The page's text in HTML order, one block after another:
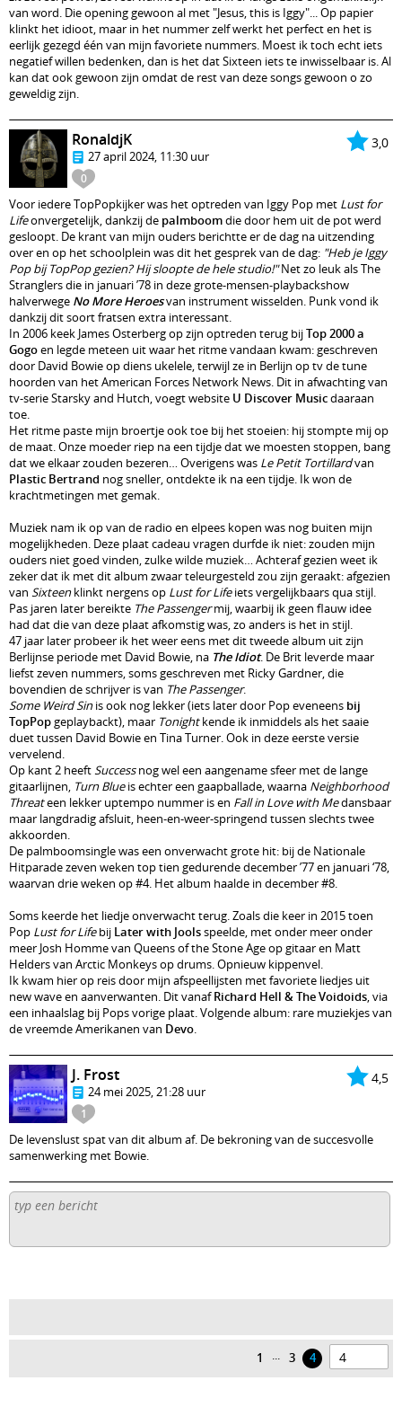
van word. Die opening gewoon al met "Jesus, this is Iggy"... Op papier
klinkt het idioot, maar in het nummer zelf werkt het perfect en het is
eerlijk gezegd één van mijn favoriete nummers. Moest ik toch echt iets
negatief willen bedenken, dan is het dat Sixteen iets te inwisselbaar is. Al
kan dat ook gewoon zijn omdat de rest van deze songs gewoon o zo
geweldig zijn.
3,0
0
RonaldjK
27 april 2024, 11:30 uur
Voor iedere TopPopkijker was het optreden van Iggy Pop met Lust for
Lifeonvergetelijk, dankzij de palmboomdie door hem uit de pot werd
gesloopt. De krant van mijn ouders berichtte er de dag na uitzending
over en op het schoolplein was dit het gesprek van de dag: "Heb je Iggy
Pop bij TopPop gezien? Hij sloopte de hele studio!"Net zo leuk als The
Stranglers die in januari ’78 in deze grote-mensen-playbackshow
halverwege No More Heroesvan instrument wisselden. Punk vond ik
dankzij dit soort fratsen extra interessant.
In 2006 keek James Osterberg op zijn optreden terug bijTop 2000 a
Gogoen legde meteen uit waar het ritme vandaan kwam: geschreven
door David Bowie op diens ukelele, terwijl ze in Berlijn op tv de tune
hoorden van het American Forces Network News. Dit in afwachting van
tv-serie Starsky and Hutch, voegt website U Discover Musicdaaraan
toe.
Het ritme paste mijn broertje ook toe bij het stoeien: hij stompte mij op
de maat. Onze moeder riep na een tijdje dat we moesten stoppen, bang
dat we elkaar zouden bezeren… Overigens was Le Petit Tortillardvan
Plastic Bertrand nog sneller, ontdekte ik na een tijdje. Ik won de
krachtmetingen met gemak.
Muziek nam ik op van de radio en elpees kopen was nog buiten mijn
mogelijkheden. Deze plaat cadeau vragen durfde ik niet: zouden mijn
ouders niet goed vinden, zulke wilde muziek… Achteraf gezien weet ik
zeker dat ik met dit album zwaar teleurgesteld zou zijn geraakt: afgezien
van Sixteenklinkt nergens op Lust for Lifeiets vergelijkbaars qua stijl.
Pas jaren later bereikte The Passengermij, waarbij ik geen flauw idee
had dat die van deze plaat afkomstig was, zo anders is het in stijl.
47 jaar later probeer ik het weer eens met dit tweede album uit zijn
Berlijnse periode met David Bowie, na The Idiot. De Brit leverde maar
liefst zeven nummers, soms geschreven met Ricky Gardner, die
bovendien de schrijver is van The Passenger.
Some Weird Sinis ook nog lekker (iets later door Pop eveneens bij
TopPopgeplaybackt), maar Tonightkende ik inmiddels als het saaie
duet tussen David Bowie en Tina Turner. Ook in deze eerste versie
vervelend.
Op kant 2 heeftSuccessnog wel een aangename sfeer met de lange
gitaarlijnen, Turn Blueis echter een gaapballade, waarna Neighborhood
Threateen lekker uptempo nummer is en Fall in Love with Medansbaar
maar langdradig afsluit, heen-en-weer-springend tussen slechts twee
akkoorden.
De palmboomsingle was een onverwacht grote hit: bij de Nationale
Hitparade zeven weken top tien gedurende december ’77 en januari ‘78,
waarvan drie weken op #4. Het album haalde in december #8.
Soms keerde het liedje onverwacht terug. Zoals die keer in 2015 toen
Pop Lust for Lifebij Later with Joolsspeelde, met onder meer onder
meer Josh Homme van Queens of the Stone Age op gitaar en Matt
Helders van Arctic Monkeys op drums. Opnieuw kippenvel.
Ik kwam hier op reis door mijn afspeellijsten met favoriete liedjes uit
new wave en aanverwanten. Dit vanafRichard Hell & The Voidoids, via
een inhaalslag bij Pops vorige plaat. Volgende album: rare muziekjes van
de vreemde Amerikanen van Devo.
4,5
1
J. Frost
24 mei 2025, 21:28 uur
De levenslust spat van dit album af. De bekroning van de succesvolle
samenwerking met Bowie.
1 ... 3 4